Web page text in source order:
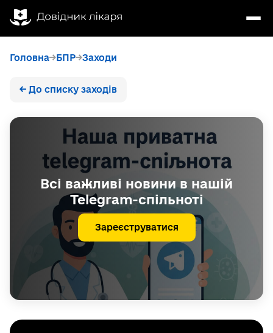
Головна БПР Заходи
← До списку заходів
Всі важливі новини в нашій
Telegram-спільноті
Зареєструватися